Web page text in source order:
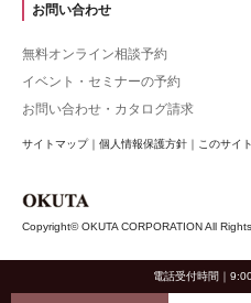
お問い合わせ
無料オンライン相談予約
イベント・セミナーの予約
お問い合わせ・カタログ請求
サイトマップ｜ 個人情報保護方針 ｜ このサイ
Copyright© OKUTA CORPORATION All
電話受付時間｜